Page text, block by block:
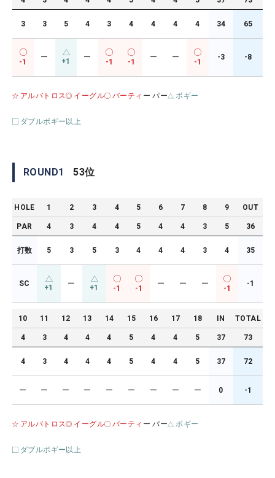
3 3 5 4 3 4 4 4 4 34 65
-1
ー +1 ー
-1 -1
ー ー
-1
-3 -8
アルバトロス イーグル バーティ ー パー ボギー
ダブルボギー以上
ROUND1 53位
HOLE 1 2 3 4 5 6 7 8 9 OUT
PAR 4 3 4 4 5 4 4 3 5 36
打数 5 3 5 3 4 4 4 3 4 35
SC +1 ー +1 -1 -1
ー ー ー
-1
-1
10 11 12 13 14 15 16 17 18 IN TOTAL
4 3 4 4 4 5 4 4 5 37 73
4 3 4 4 4 5 4 4 5 37 72
ー ー ー ー ー ー ー ー ー 0 -1
アルバトロス イーグル バーティ ー パー ボギー
ダブルボギー以上